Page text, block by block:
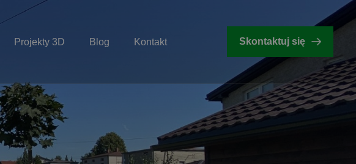
Projekty 3D Blog Kontakt Skontaktuj się